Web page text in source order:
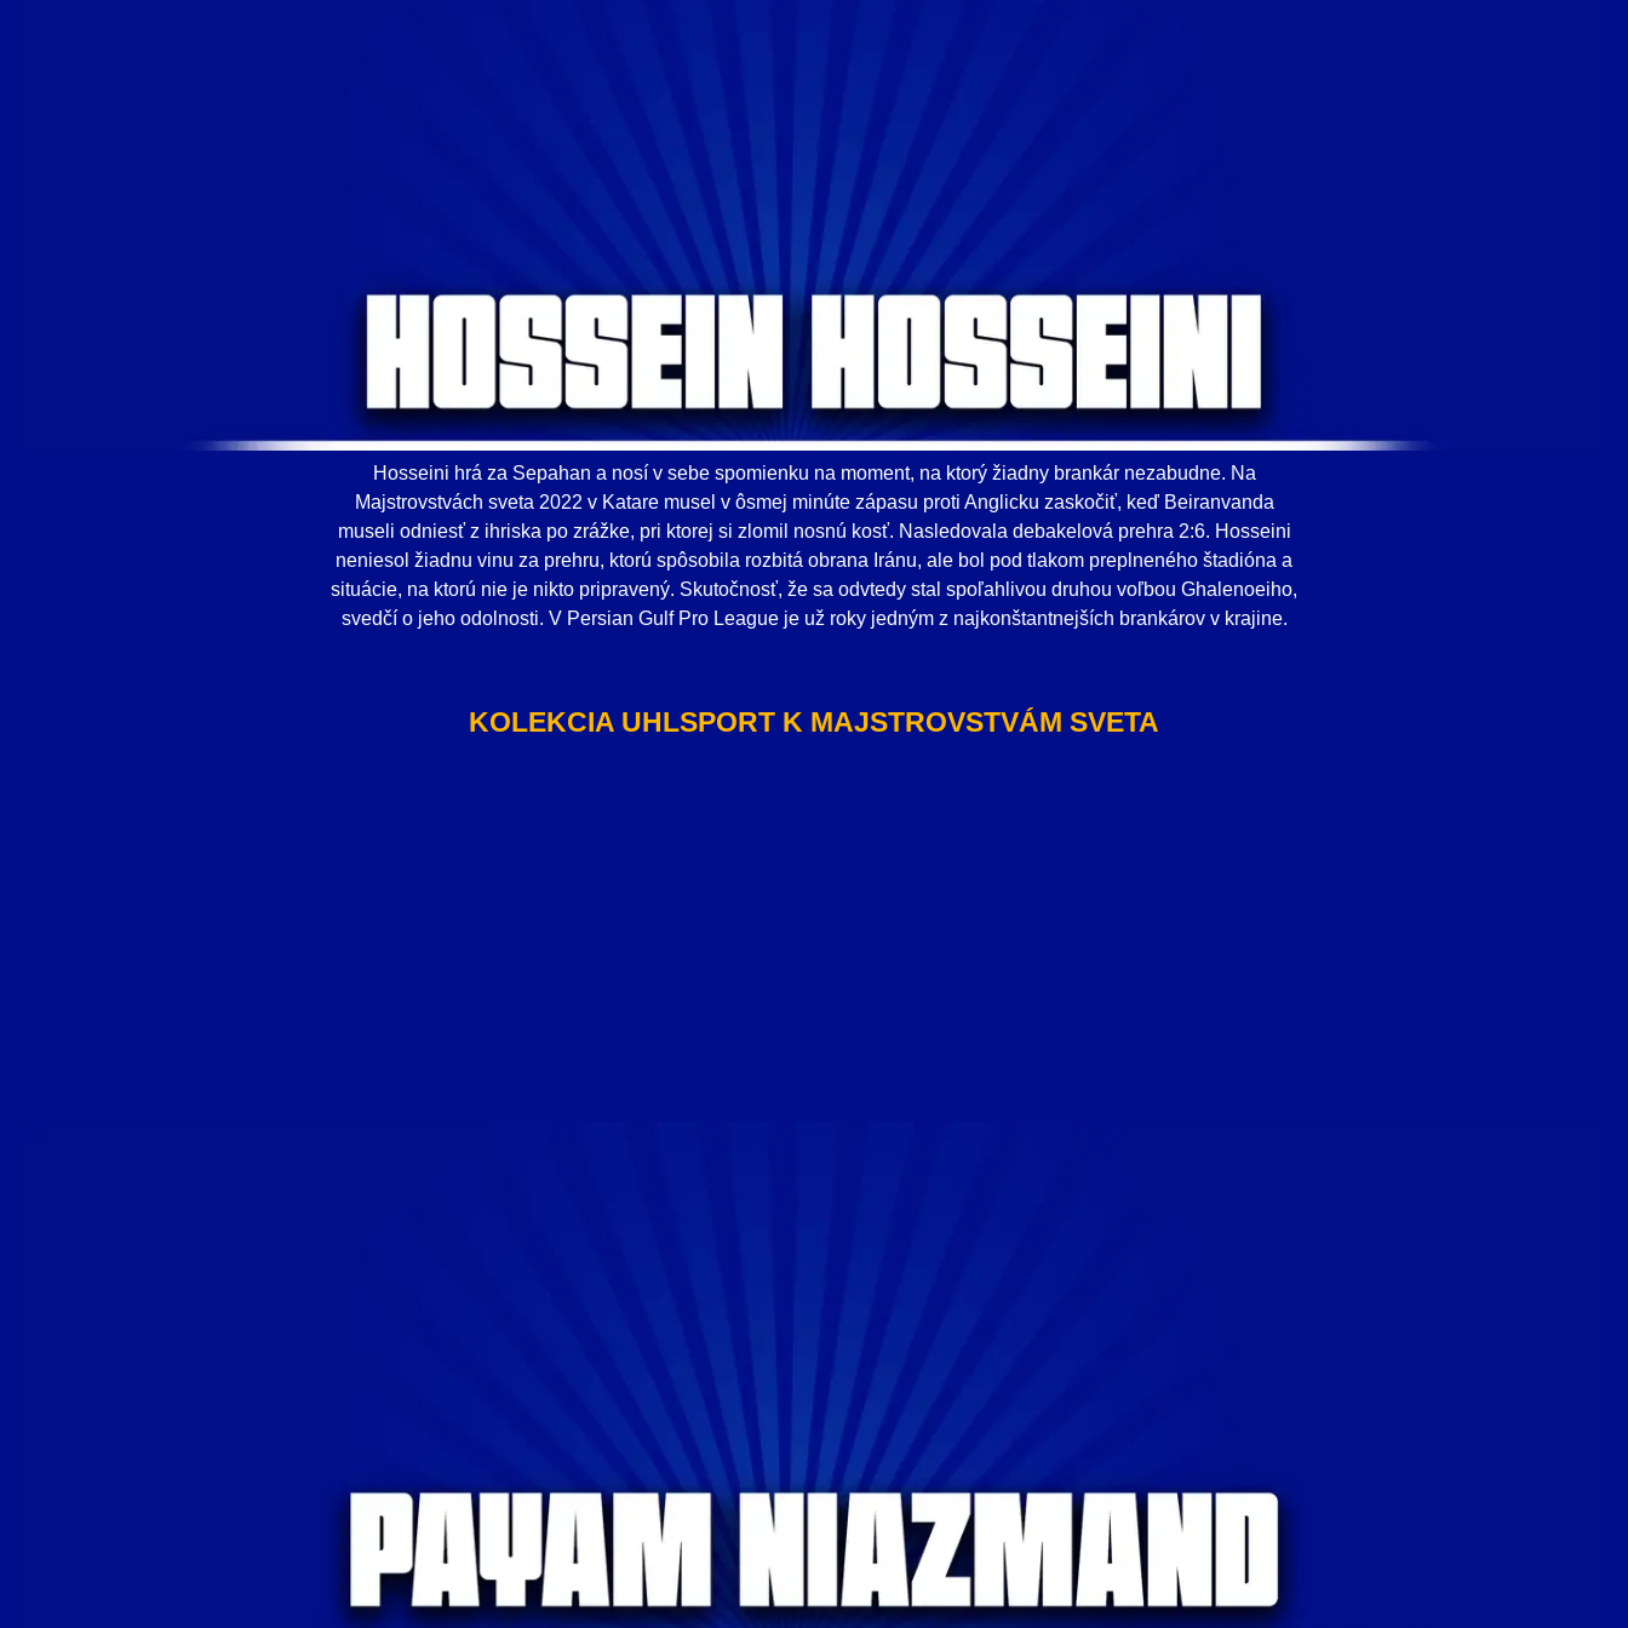
Hosseini hrá za Sepahan a nosí v sebe spomienku na moment, na ktorý žiadny brankár nezabudne. Na
Majstrovstvách sveta 2022 v Katare musel v ôsmej minúte zápasu proti Anglicku zaskočiť, keď Beiranvanda
museli odniesť z ihriska po zrážke, pri ktorej si zlomil nosnú kosť. Nasledovala debakelová prehra 2:6. Hosseini
neniesol žiadnu vinu za prehru, ktorú spôsobila rozbitá obrana Iránu, ale bol pod tlakom preplneného štadióna a
situácie, na ktorú nie je nikto pripravený. Skutočnosť, že sa odvtedy stal spoľahlivou druhou voľbou Ghalenoeiho,
svedčí o jeho odolnosti. V Persian Gulf Pro League je už roky jedným z najkonštantnejších brankárov v krajine.
KOLEKCIA UHLSPORT K MAJSTROVSTVÁM SVETA